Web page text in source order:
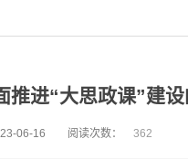
进“大思政课”建
06-16 阅读次数： 362